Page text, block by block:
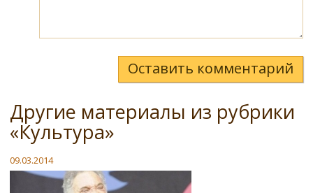
Оставить комментарий
Другие материалы из рубрики
«Культура»
09.03.2014